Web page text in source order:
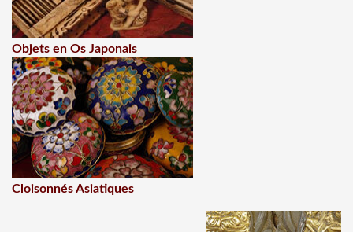
Objets en Os Japonais
Cloisonnés Asiatiques